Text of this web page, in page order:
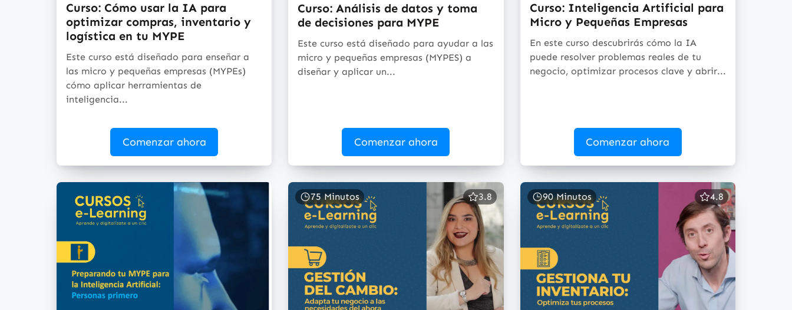
Curso: Cómo usar la IA para
optimizar compras, inventario y
logística en tu MYPE
Este curso está diseñado para enseñar a
las micro y pequeñas empresas (MYPEs)
cómo aplicar herramientas de
inteligencia...
Comenzar ahora
Curso: Análisis de datos y toma
de decisiones para MYPE
Este curso está diseñado para ayudar a las
micro y pequeñas empresas (MYPES) a
diseñar y aplicar un...
Comenzar ahora
Curso: Inteligencia Artificial para
Micro y Pequeñas Empresas
En este curso descubrirás cómo la IA
puede resolver problemas reales de tu
negocio, optimizar procesos clave y abrir...
Comenzar ahora
75 Minutos 3.8 90 Minutos 4.8